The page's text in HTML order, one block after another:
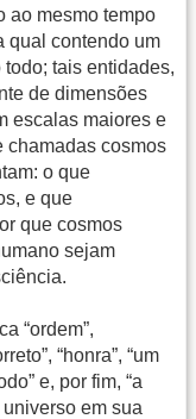
ao mesmo tempo
qual contendo um
tais entidades,
de dimensões
escalas maiores e
chamadas cosmos
o que
e que
que cosmos
sejam
“ordem”,
“honra”, “um
e, por fim, “a
universo em sua